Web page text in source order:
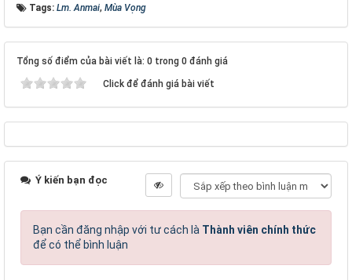
Tags: Lm. Anmai, Mùa Vọng
Tổng số điểm của bài viết là: 0 trong 0 đánh giá
Click để đánh giá bài viết
Ý kiến bạn đọc
Bạn cần đăng nhập với tư cách là Thành viên chính thức
để có thể bình luận